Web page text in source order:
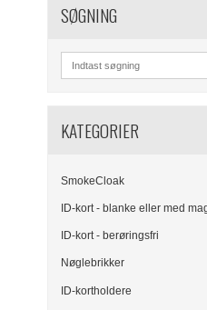
SØGNING
KATEGORIER
SmokeCloak
ID-kort - blanke eller med
ID-kort - berøringsfri
Nøglebrikker
ID-kortholdere